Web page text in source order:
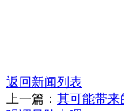
返回新闻列表
上一篇： 其可能带来